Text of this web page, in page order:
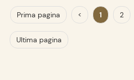
Prima pagina < 1 2
Ultima pagina